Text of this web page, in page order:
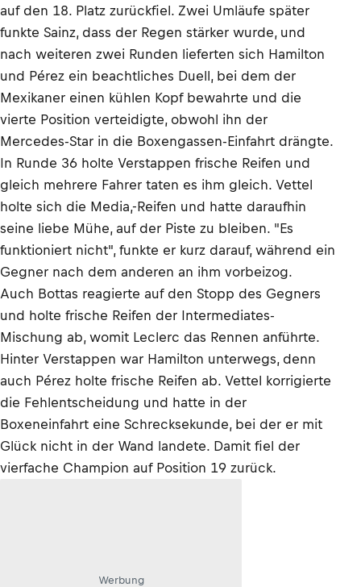
auf den 18. Platz zurückfiel. Zwei Umläufe später
funkte Sainz, dass der Regen stärker wurde, und
nach weiteren zwei Runden lieferten sich Hamilton
und Pérez ein beachtliches Duell, bei dem der
Mexikaner einen kühlen Kopf bewahrte und die
vierte Position verteidigte, obwohl ihn der
Mercedes-Star in die Boxengassen-Einfahrt drängte.
In Runde 36 holte Verstappen frische Reifen und
gleich mehrere Fahrer taten es ihm gleich. Vettel
holte sich die Media,-Reifen und hatte daraufhin
seine liebe Mühe, auf der Piste zu bleiben. "Es
funktioniert nicht", funkte er kurz darauf, während ein
Gegner nach dem anderen an ihm vorbeizog.
Auch Bottas reagierte auf den Stopp des Gegners
und holte frische Reifen der Intermediates-
Mischung ab, womit Leclerc das Rennen anführte.
Hinter Verstappen war Hamilton unterwegs, denn
auch Pérez holte frische Reifen ab. Vettel korrigierte
die Fehlentscheidung und hatte in der
Boxeneinfahrt eine Schrecksekunde, bei der er mit
Glück nicht in der Wand landete. Damit fiel der
vierfache Champion auf Position 19 zurück.
Werbung